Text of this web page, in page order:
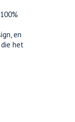
en
het